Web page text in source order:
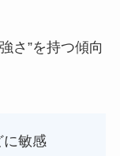
さ”を持つ傾向
に敏感